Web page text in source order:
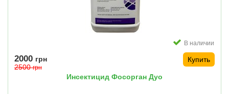
В наличии
2000 грн
2500грн
Купить
Инсектицид Фосорган Дуо